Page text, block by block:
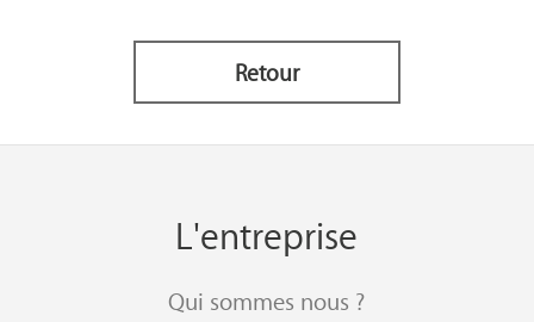
Retour
L'entreprise
Qui sommes nous ?